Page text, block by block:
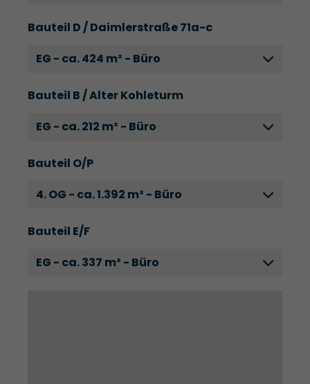
Bauteil D / Daimlerstraße 71a-c
EG - ca. 424 m² - Büro
Bauteil B / Alter Kohleturm
EG - ca. 212 m² - Büro
Bauteil O/P
4. OG - ca. 1.392 m² - Büro
Bauteil E/F
EG - ca. 337 m² - Büro